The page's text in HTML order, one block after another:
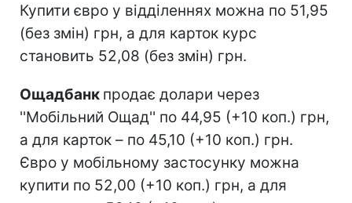
Купити євро у відділеннях можна по 51,95
(без змін) грн, а для карток курс
становить 52,08 (без змін) грн.
Ощадбанк продає долари через
''Мобільний Ощад'' по 44,95 (+10 коп.) грн,
а для карток – по 45,10 (+10 коп.) грн.
Євро у мобільному застосунку можна
купити по 52,00 (+10 коп.) грн, а для